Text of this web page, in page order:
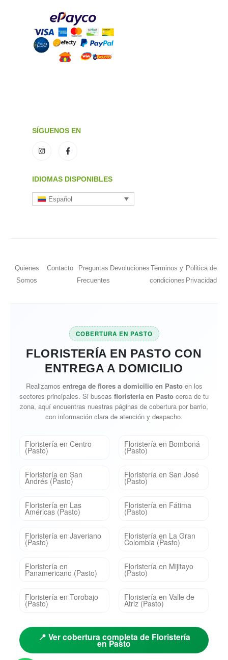
SÍGUENOS EN
IDIOMAS DISPONIBLES
Español
Quienes
Somos
Contacto
Preguntas
Frecuentes
Devoluciones Terminos y
condiciones
Politica de
Privacidad
COBERTURA EN PASTO
FLORISTERÍA EN PASTO CON
ENTREGA A DOMICILIO
Realizamos entrega de flores a domicilio en Pastoen los
sectores principales. Si buscas floristería en Pasto cerca de tu
zona, aquí encuentras nuestras páginas de cobertura por barrio,
con información clara de atención y despacho.
Floristería en Centro
(Pasto)
Floristería en Bomboná
(Pasto)
Floristería en San
Andrés (Pasto)
Floristería en San José
(Pasto)
Floristería en Las
Américas (Pasto)
Floristería en Fátima
(Pasto)
Floristería en Javeriano
(Pasto)
Floristería en La Gran
Colombia (Pasto)
Floristería en
Panamericano (Pasto)
Floristería en Mijitayo
(Pasto)
Floristería en Torobajo
(Pasto)
Floristería en Valle de
Atriz (Pasto)
📍 Ver cobertura completa de Floristería
en Pasto